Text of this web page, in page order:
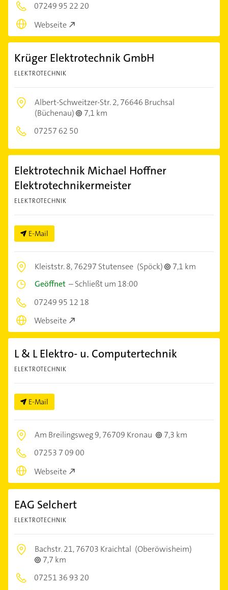
07249 95 22 20
Webseite
Krüger Elektrotechnik GmbH
ELEKTROTECHNIK
Albert-Schweitzer-Str. 2,76646 Bruchsal
(Büchenau)
7,1 km
07257 62 50
Elektrotechnik Michael Hoffner
Elektrotechnikermeister
ELEKTROTECHNIK
E-Mail
Kleiststr. 8,76297 Stutensee (Spöck)
7,1 km
Geöffnet –Schließt um 18:00
07249 95 12 18
Webseite
L & L Elektro- u. Computertechnik
ELEKTROTECHNIK
E-Mail
Am Breilingsweg 9,76709 Kronau
7,3 km
07253 7 09 00
Webseite
EAG Selchert
ELEKTROTECHNIK
Bachstr. 21,76703 Kraichtal (Oberöwisheim)
7,7 km
07251 36 93 20